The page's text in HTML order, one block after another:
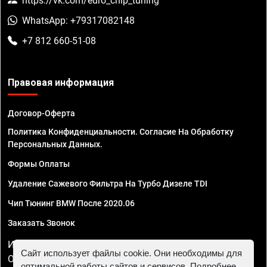
WhatsApp: +79317082148
+7 812 660-51-08
Правовая информация
Договор-Оферта
Политика Конфиденциальности. Согласие На Обработку
Персональных Данных.
Формы Оплаты
Удаление Сажевого Фильтра На Турбо Дизеле TDI
Чип Тюнинг BMW После 2020.06
Заказать Звонок
ИП Смирнов Георгий Павлович. ИНН 781302555843,
ОГРНИП 324470400032610
Сайт использует файлы cookie. Они необходимы для